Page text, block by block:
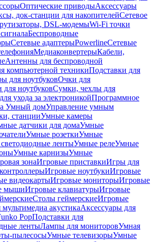
Оптические приводыАксессуары
док-станции для накопителейСетевое
DSL-модемыWi-Fi точки
Беспроводные
Сетевые адаптерыPowerlineСетевые
МедиаконвертерыКабели,
Антенны для беспроводной
компьютерной техникиПодставки для
для ноутбуковОчки для
для ноутбуковСумки, чехлы для
ухода за электроникойПрограммное
Умный домУправление умным
станцииУмные камеры
датчики для домаУмные
Умные розеткиУмные
лентыУмные релеУмные
Умные карнизыУмные
зонаИгровые приставкиИгры для
Игровые ноутбукиИгровые
видеокартыИгровые мониторыИгровые
мышиИгровые клавиатурыИгровые
Столы геймерскиеИгровые
акустикаАксессуары для
PopПодставки для
лентыЛампы для мониторовУмная
пылесосыУмные телевизорыУмные